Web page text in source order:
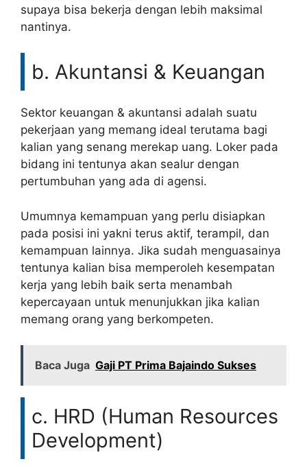
supaya bisa bekerja dengan lebih maksimal
nantinya.
b. Akuntansi & Keuangan
Sektor keuangan & akuntansi adalah suatu
pekerjaan yang memang ideal terutama bagi
kalian yang senang merekap uang. Loker pada
bidang ini tentunya akan sealur dengan
pertumbuhan yang ada di agensi.
Umumnya kemampuan yang perlu disiapkan
pada posisi ini yakni terus aktif, terampil, dan
kemampuan lainnya. Jika sudah menguasainya
tentunya kalian bisa memperoleh kesempatan
kerja yang lebih baik serta menambah
kepercayaan untuk menunjukkan jika kalian
memang orang yang berkompeten.
Baca Juga Gaji PT Prima Bajaindo Sukses
c. HRD (Human Resources
Development)